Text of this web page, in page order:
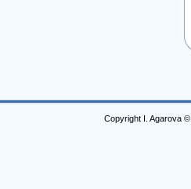
Copyright I. Agarova